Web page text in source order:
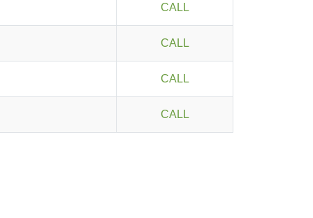
CALL
CALL
CALL
CALL